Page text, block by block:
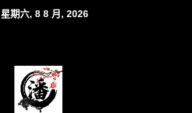
星期六, 8 8 月, 2026